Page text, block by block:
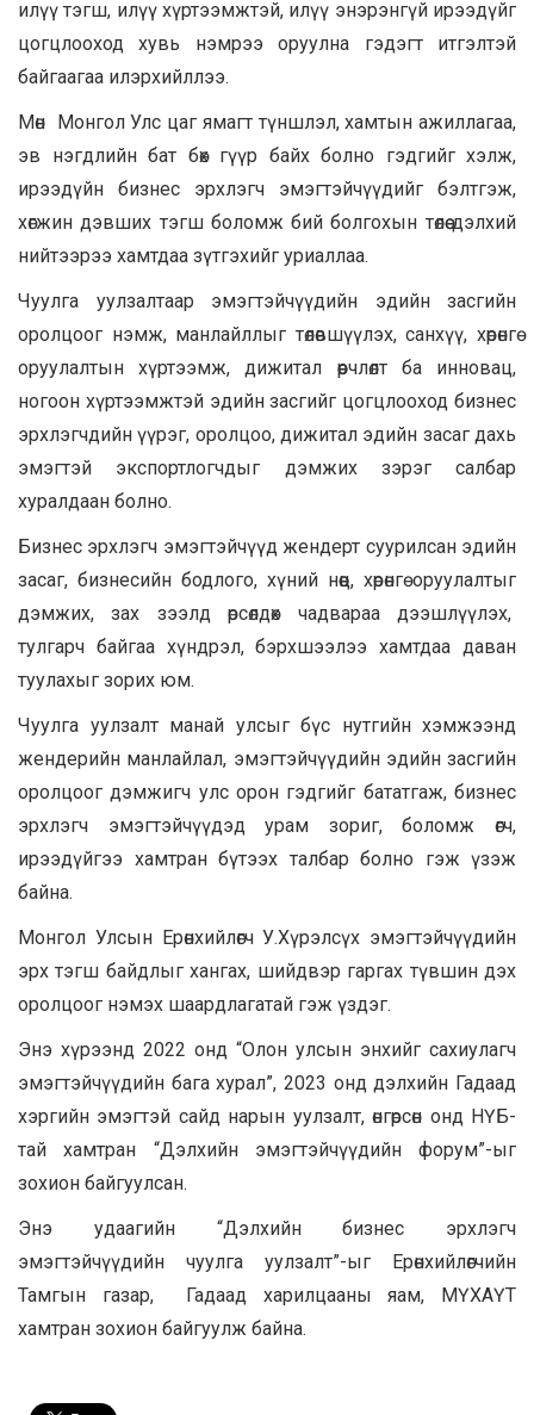
илүү тэгш, илүү хүртээмжтэй, илүү энэрэнгүй ирээдүйг
цогцлооход хувь нэмрээ оруулна гэдэгт итгэлтэй
байгаагаа илэрхийллээ.
Мөн Монгол Улс цаг ямагт түншлэл, хамтын ажиллагаа,
эв нэгдлийн бат бөх гүүр байх болно гэдгийг хэлж,
ирээдүйн бизнес эрхлэгч эмэгтэйчүүдийг бэлтгэж,
хөгжин дэвших тэгш боломж бий болгохын төлөө дэлхий
нийтээрээ хамтдаа зүтгэхийг уриаллаа.
Чуулга уулзалтаар эмэгтэйчүүдийн эдийн засгийн
оролцоог нэмж, манлайллыг төлөвшүүлэх, санхүү, хөрөнгө
оруулалтын хүртээмж, дижитал өөрчлөлт ба инновац,
ногоон хүртээмжтэй эдийн засгийг цогцлооход бизнес
эрхлэгчдийн үүрэг, оролцоо, дижитал эдийн засаг дахь
эмэгтэй экспортлогчдыг дэмжих зэрэг салбар
хуралдаан болно.
Бизнес эрхлэгч эмэгтэйчүүд жендерт суурилсан эдийн
засаг, бизнесийн бодлого, хүний нөөц, хөрөнгө оруулалтыг
дэмжих, зах зээлд өрсөлдөх чадвараа дээшлүүлэх,
тулгарч байгаа хүндрэл, бэрхшээлээ хамтдаа даван
туулахыг зорих юм.
Чуулга уулзалт манай улсыг бүс нутгийн хэмжээнд
жендерийн манлайлал, эмэгтэйчүүдийн эдийн засгийн
оролцоог дэмжигч улс орон гэдгийг бататгаж, бизнес
эрхлэгч эмэгтэйчүүдэд урам зориг, боломж өгч,
ирээдүйгээ хамтран бүтээх талбар болно гэж үзэж
байна.
Монгол Улсын Ерөнхийлөгч У.Хүрэлсүх эмэгтэйчүүдийн
эрх тэгш байдлыг хангах, шийдвэр гаргах түвшин дэх
оролцоог нэмэх шаардлагатай гэж үздэг.
Энэ хүрээнд 2022 онд “Олон улсын энхийг сахиулагч
эмэгтэйчүүдийн бага хурал”, 2023 онд дэлхийн Гадаад
хэргийн эмэгтэй сайд нарын уулзалт, өнгөрсөн онд НҮБ-
тай хамтран “Дэлхийн эмэгтэйчүүдийн форум”-ыг
зохион байгуулсан.
Энэ удаагийн “Дэлхийн бизнес эрхлэгч
эмэгтэйчүүдийн чуулга уулзалт”-ыг Ерөнхийлөгчийн
Тамгын газар, Гадаад харилцааны яам, МҮХАҮТ
хамтран зохион байгуулж байна.